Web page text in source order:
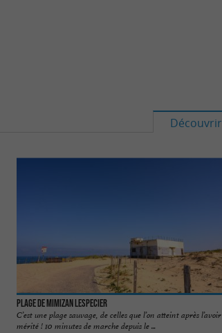
Découvrir
Plage de Mimizan Lespecier
C’est une plage sauvage, de celles que l’on atteint après l’avoir
mérité ! 10 minutes de marche depuis le ...